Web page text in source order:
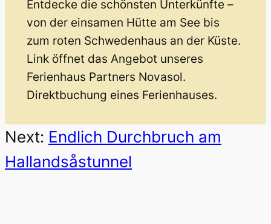
Entdecke die schönsten Unterkünfte –
von der einsamen Hütte am See bis
zum roten Schwedenhaus an der Küste.
Link öffnet das Angebot unseres
Ferienhaus Partners Novasol.
Direktbuchung eines Ferienhauses.
Next: Endlich Durchbruch am
Hallandsåstunnel